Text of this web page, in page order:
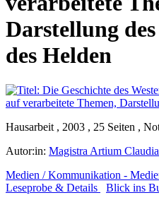
Darstellung
des Helden
Hausarbeit , 2003 , 25 Seiten ,
Autor:in: Magistra Artium
Medien / Kommunikation -
Leseprobe & Details
Blick ins